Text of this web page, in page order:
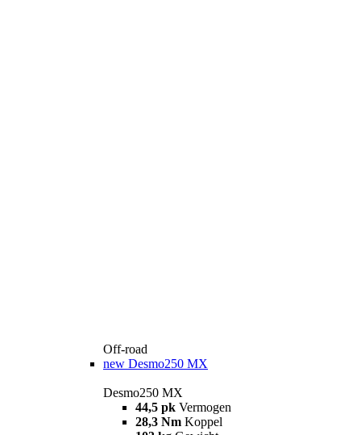
Off-road
new Desmo250 MX
Desmo250 MX
44,5 pk Vermogen
28,3 Nm Koppel